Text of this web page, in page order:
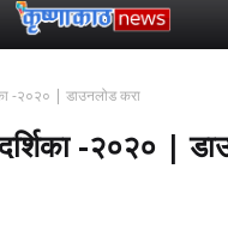
-२०२० | डाउनलोड करा
-२०२० |